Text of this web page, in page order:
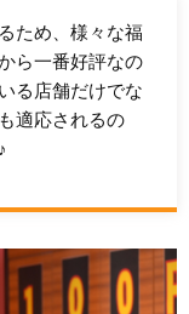
ため、様々な福
ら一番好評なの
る店舗だけでな
適応されるの